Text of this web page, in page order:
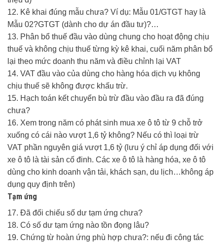
12. Kê khai đúng mẫu chưa? Ví dụ: Mẫu 01/GTGT hay là
Mẫu 02?GTGT (dành cho dự án đầu tư)?…
13. Phân bổ thuế đầu vào dùng chung cho hoạt động chịu
thuế và không chịu thuế từng kỳ kê khai, cuối năm phân bổ
lại theo mức doanh thu năm và điều chỉnh lại VAT
14. VAT đầu vào của dùng cho hàng hóa dịch vụ không
chịu thuế sẽ không được khấu trừ.
15. Hạch toán kết chuyển bù trừ đầu vào đầu ra đã đúng
chưa?
16. Xem trong năm có phát sinh mua xe ô tô từ 9 chỗ trở
xuống có cái nào vượt 1,6 tỷ không? Nếu có thì loại trừ
VAT phần nguyên giá vượt 1,6 tỷ (lưu ý chỉ áp dụng đối với
xe ô tô là tài sản cố đinh. Các xe ô tô là hàng hóa, xe ô tô
dùng cho kinh doanh vận tải, khách sạn, du lịch…không áp
dụng quy định trên)
Tạm ứng
17. Đã đối chiếu số dư tạm ứng chưa?
18. Có số dư tạm ứng nào tồn đọng lâu?
19. Chứng từ hoàn ứng phù hợp chưa?: nếu đi công tác